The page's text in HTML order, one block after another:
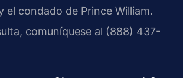
el condado de Prince William.
comuníquese al (888) 437-